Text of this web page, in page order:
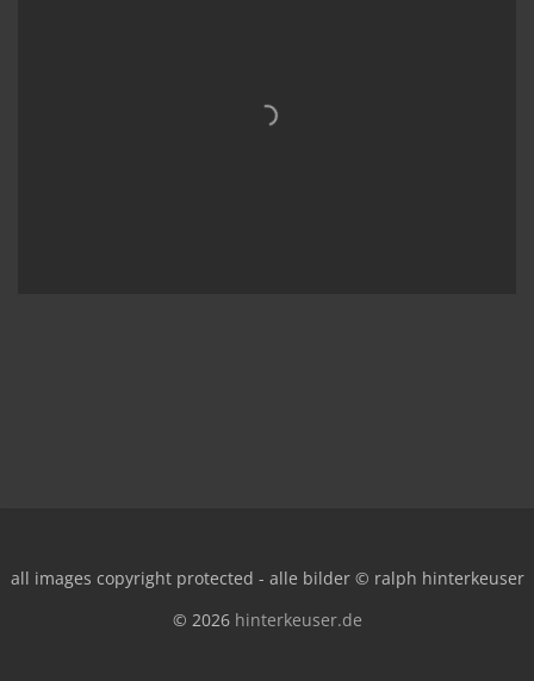
all images copyright protected - alle bilder © ralph hinterkeuser
© 2026 hinterkeuser.de